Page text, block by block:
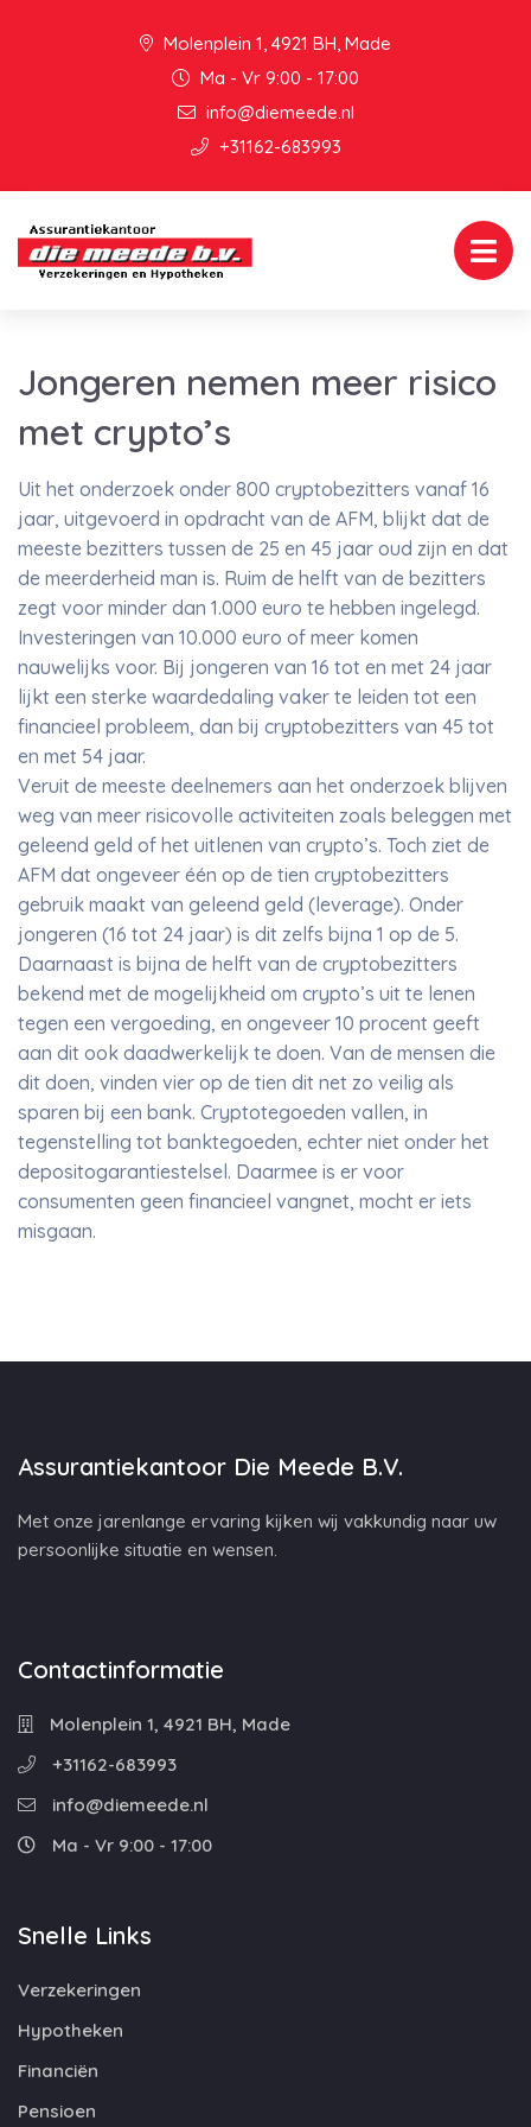
Molenplein 1, 4921 BH, Made
Ma - Vr 9:00 - 17:00
info@diemeede.nl
+31162-683993
Jongeren nemen meer risico
met crypto’s
Uit het onderzoek onder 800 cryptobezitters vanaf 16
jaar, uitgevoerd in opdracht van de AFM, blijkt dat de
meeste bezitters tussen de 25 en 45 jaar oud zijn en dat
de meerderheid man is. Ruim de helft van de bezitters
zegt voor minder dan 1.000 euro te hebben ingelegd.
Investeringen van 10.000 euro of meer komen
nauwelijks voor. Bij jongeren van 16 tot en met 24 jaar
lijkt een sterke waardedaling vaker te leiden tot een
financieel probleem, dan bij cryptobezitters van 45 tot
en met 54 jaar.
Veruit de meeste deelnemers aan het onderzoek blijven
weg van meer risicovolle activiteiten zoals beleggen met
geleend geld of het uitlenen van crypto’s. Toch ziet de
AFM dat ongeveer één op de tien cryptobezitters
gebruik maakt van geleend geld (leverage). Onder
jongeren (16 tot 24 jaar) is dit zelfs bijna 1 op de 5.
Daarnaast is bijna de helft van de cryptobezitters
bekend met de mogelijkheid om crypto’s uit te lenen
tegen een vergoeding, en ongeveer 10 procent geeft
aan dit ook daadwerkelijk te doen. Van de mensen die
dit doen, vinden vier op de tien dit net zo veilig als
sparen bij een bank. Cryptotegoeden vallen, in
tegenstelling tot banktegoeden, echter niet onder het
depositogarantiestelsel. Daarmee is er voor
consumenten geen financieel vangnet, mocht er iets
misgaan.
Assurantiekantoor Die Meede B.V.
Met onze jarenlange ervaring kijken wij vakkundig naar uw
persoonlijke situatie en wensen.
Contactinformatie
Molenplein 1, 4921 BH, Made
+31162-683993
info@diemeede.nl
Ma - Vr 9:00 - 17:00
Snelle Links
Verzekeringen
Hypotheken
Financiën
Pensioen